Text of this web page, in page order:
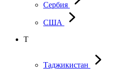
Сербия
США
Т
Таджикистан